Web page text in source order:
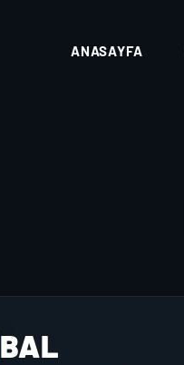
ANASAYFA
BAL